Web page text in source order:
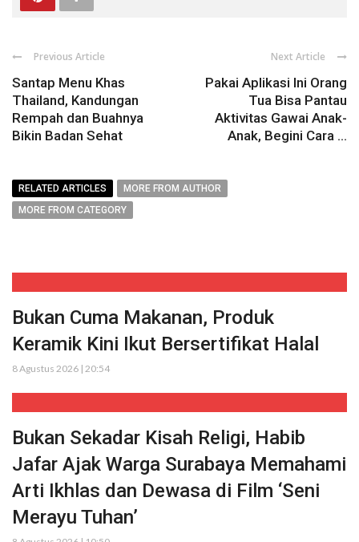
Previous Article
Santap Menu Khas
Thailand, Kandungan
Rempah dan Buahnya
Bikin Badan Sehat
Next Article
Pakai Aplikasi Ini Orang
Tua Bisa Pantau
Aktivitas Gawai Anak-
Anak, Begini Cara ...
RELATED ARTICLES
MORE FROM AUTHOR
MORE FROM CATEGORY
Bukan Cuma Makanan, Produk
Keramik Kini Ikut Bersertifikat Halal
8 Agustus 2026 | 20:54
Bukan Sekadar Kisah Religi, Habib
Jafar Ajak Warga Surabaya Memahami
Arti Ikhlas dan Dewasa di Film ‘Seni
Merayu Tuhan’